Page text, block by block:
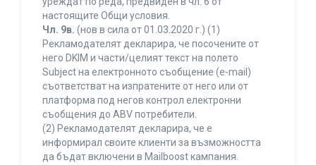
настоящите Общи условия.
Чл. 9в. (нов в сила от 01.03.2020 г.) (1)
Рекламодателят декларира, че посочените от
него DKIM и части/целият текст на полето
Subject на електронното съобщение (e-mail)
съответстват на изпратените от него или от
платформа под негов контрол електронни
съобщения до ABV потребители.
(2) Рекламодателят декларира, че е
информирал своите клиенти за възможността
да бъдат включени в Mailboost кампания.